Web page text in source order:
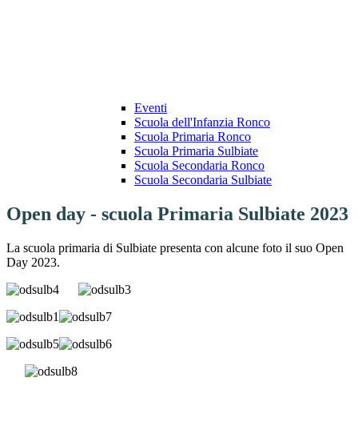
Eventi
Scuola dell'Infanzia Ronco
Scuola Primaria Ronco
Scuola Primaria Sulbiate
Scuola Secondaria Ronco
Scuola Secondaria Sulbiate
Open day - scuola Primaria Sulbiate 2023
La scuola primaria di Sulbiate presenta con alcune foto il suo Open
Day 2023.